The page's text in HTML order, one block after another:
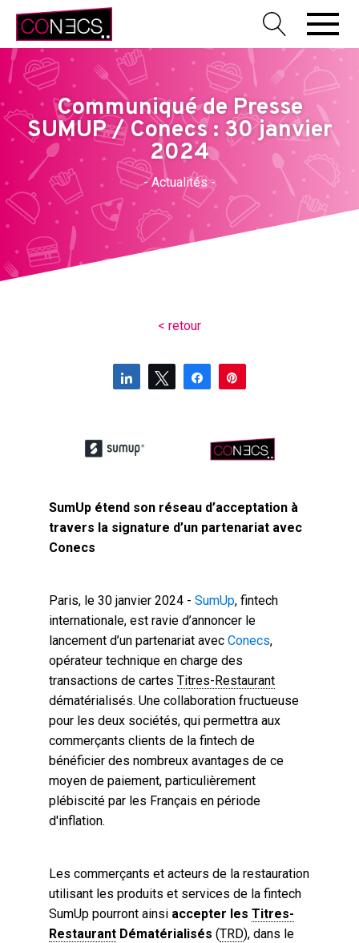
Communiqué de Presse
SUMUP / Conecs : 30 janvier
2024
- Actualités -
< retour
Partagez Tweetez Partagez
SumUp étend son réseau d’acceptation à
travers la signature d’un partenariat avec
Conecs
Paris, le 30 janvier 2024 - SumUp, fintech
internationale, est ravie d’annoncer le
lancement d’un partenariat avec Conecs,
opérateur technique en charge des
transactions de cartes Titres-Restaurant
dématérialisés. Une collaboration fructueuse
pour les deux sociétés, qui permettra aux
commerçants clients de la fintech de
bénéficier des nombreux avantages de ce
moyen de paiement, particulièrement
plébiscité par les Français en période
d'inflation.
Les commerçants et acteurs de la restauration
utilisant les produits et services de la fintech
SumUp pourront ainsi accepter les Titres-
RestaurantDématérialisés (TRD), dans le